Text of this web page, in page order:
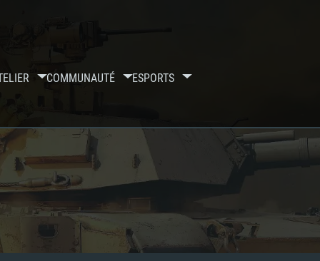
COMMUNAUTÉ ESPORTS